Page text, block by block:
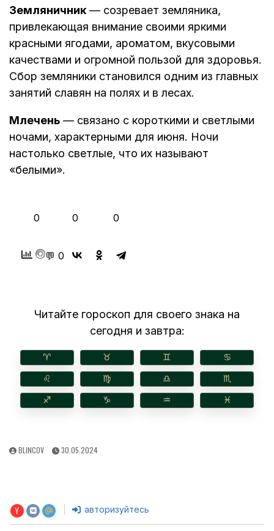
Земляничник — созревает земляника,
привлекающая внимание своими яркими
красными ягодами, ароматом, вкусовыми
качествами и огромной пользой для здоровья.
Сбор земляники становился одним из главных
занятий славян на полях и в лесах.
Млечень — связано с короткими и светлыми
ночами, характерными для июня. Ночи
настолько светлые, что их называют
«белыми».
0 0 0
💬 0
Читайте гороскоп для своего знака на
сегодня и завтра:
♈︎ ♉︎ ♊︎ ♋︎
♌︎ ♍︎ ♎︎ ♏︎
♐︎ ♑︎ ♒︎ ♓︎
AUTHOR:
BLINCOV
PUBLISHED
30.05.2024
авторизуйтесь